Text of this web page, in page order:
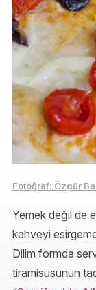
Fotoğraf: Özgür
Yemek değil de
kahveyi
Dilim formda
tiramisusunun